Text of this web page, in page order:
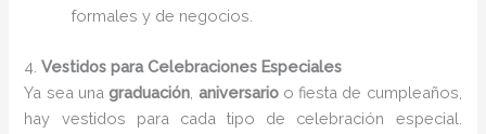
formales y de negocios.
4.Vestidos para Celebraciones Especiales
Ya sea unagraduación aniversarioo fiesta de cumpleaños,
hay vestidos para cada tipo de celebración especial.